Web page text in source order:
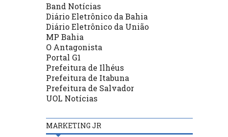
Band Notícias
Diário Eletrônico da Bahia
Diário Eletrônico da União
MP Bahia
O Antagonista
Portal G1
Prefeitura de Ilhéus
Prefeitura de Itabuna
Prefeitura de Salvador
UOL Notícias
MARKETING JR